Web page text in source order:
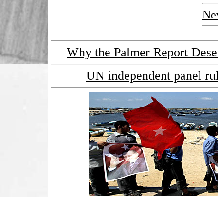
Why the Palmer Report
UN independent panel